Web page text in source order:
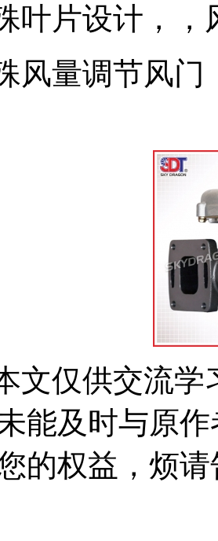
叶片设计，，
风量调节风门
文仅供交流
能及时与原
的权益，烦